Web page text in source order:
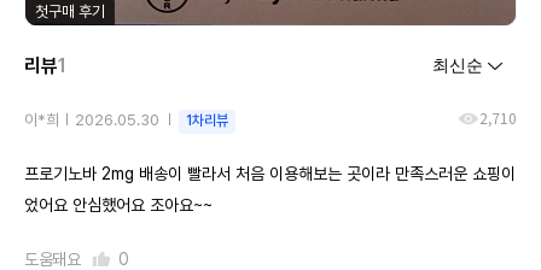
첫구매 후기
리뷰1
이*희 2026.05.30 1차리뷰 2,710
프로기노바 2mg 배송이 빨라서 처음 이용해보는 곳이라 만족스러운 쇼핑이
었어요 안심했어요 조아요~~
도움돼요 0